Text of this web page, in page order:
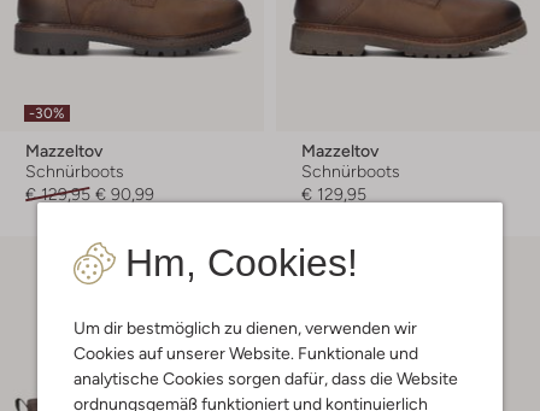
Hm, Cookies!
Um dir bestmöglich zu dienen, verwenden wir
Cookies auf unserer Website. Funktionale und
analytische Cookies sorgen dafür, dass die Website
ordnungsgemäß funktioniert und kontinuierlich
-30%
Mazzeltov
Schnürboots
€ 129,95 € 90,99
Mazzeltov
Schnürboots
€ 129,95